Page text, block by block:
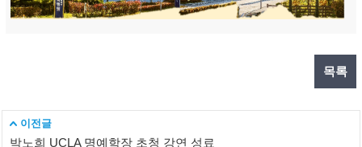
목록
이전글
박노희 UCLA 명예학장 초청 강연 성료